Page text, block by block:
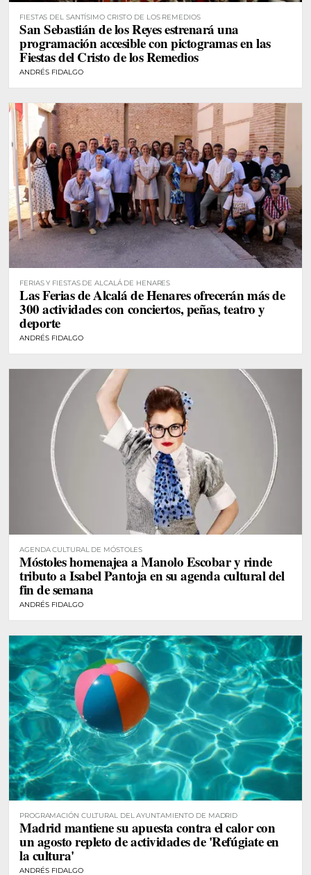
FIESTAS DEL SANTÍSIMO CRISTO DE LOS REMEDIOS
San Sebastián de los Reyes estrenará una
programación accesible con pictogramas en las
Fiestas del Cristo de los Remedios
ANDRÉS FIDALGO
FERIAS Y FIESTAS DE ALCALÁ DE HENARES
Las Ferias de Alcalá de Henares ofrecerán más de
300 actividades con conciertos, peñas, teatro y
deporte
ANDRÉS FIDALGO
AGENDA CULTURAL DE MÓSTOLES
Móstoles homenajea a Manolo Escobar y rinde
tributo a Isabel Pantoja en su agenda cultural del
fin de semana
ANDRÉS FIDALGO
PROGRAMACIÓN CULTURAL DEL AYUNTAMIENTO DE MADRID
Madrid mantiene su apuesta contra el calor con
un agosto repleto de actividades de 'Refúgiate en
la cultura'
ANDRÉS FIDALGO